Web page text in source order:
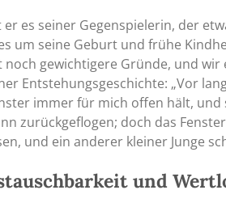
es seiner Gegenspielerin, der
um seine Geburt und frühe
noch gewichtigere Gründe, und
Entstehungsgeschichte: „Vor
immer für mich offen hält,
zurückgeflogen; doch das
und ein anderer kleiner Junge
und